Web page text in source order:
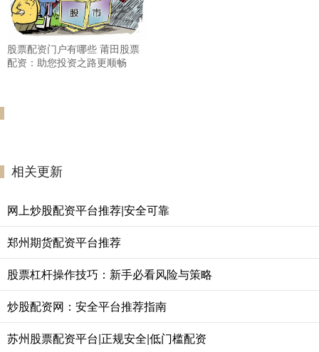
股票配资门户有哪些 莆田股票
配资：助您投资之路更顺畅
相关更新
网上炒股配资平台推荐|安全可靠
郑州期货配资平台推荐
股票杠杆操作技巧：新手必看风险与策略
炒股配资网：安全平台推荐指南
苏州股票配资平台|正规安全|低门槛配资